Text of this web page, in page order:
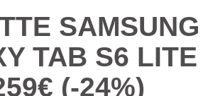
SAMSUNG
TAB S6 LITE
(-24%)